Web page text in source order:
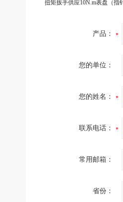
产品：
您的单位：
您的姓名：
联系电话：
常用邮箱：
省份：